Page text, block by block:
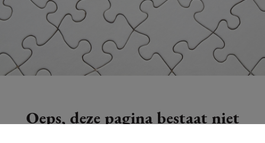
Oeps, deze pagina bestaat niet